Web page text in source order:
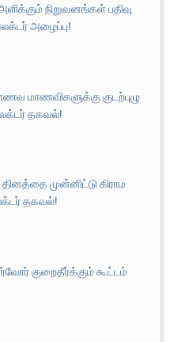
நிறுவனங்கள் பதிவு
அழைப்பு!
மாணவிகளுக்கு குடற்புழு
தகவல்!
தினத்தை முன்னிட்டு கிராம
தகவல்!
குறைதீர்க்கும் கூட்டம்